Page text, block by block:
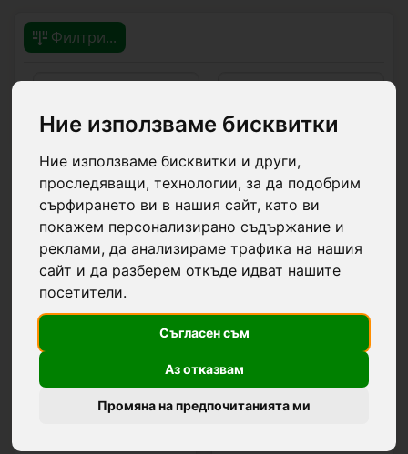
Ние използваме бисквитки
Ние използваме бисквитки и други,
проследяващи, технологии, за да подобрим
сърфирането ви в нашия сайт, като ви
покажем персонализирано съдържание и
реклами, да анализираме трафика на нашия
сайт и да разберем откъде идват нашите
посетители.
Съгласен съм
Аз отказвам
Промяна на предпочитанията ми
Филтри...
77 продукти Страница 1/2
0482
домашни птици, 5 литра
домашни птици, 10 литра